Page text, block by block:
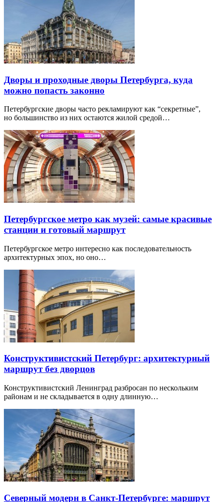
Дворы и проходные дворы Петербурга, куда
можно попасть законно
Петербургские дворы часто рекламируют как “секретные”,
но большинство из них остаются жилой средой…
Петербургское метро как музей: самые красивые
станции и готовый маршрут
Петербургское метро интересно как последовательность
архитектурных эпох, но оно…
Конструктивистский Петербург: архитектурный
маршрут без дворцов
Конструктивистский Ленинград разбросан по нескольким
районам и не складывается в одну длинную…
Северный модерн в Санкт-Петербурге: маршрут